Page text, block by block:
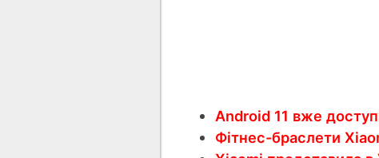
Android 11 вже
Фітнес-браслети